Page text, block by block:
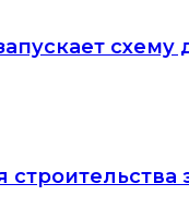
строительства